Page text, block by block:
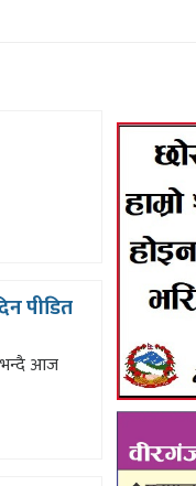
पीडित
भन्दै आज